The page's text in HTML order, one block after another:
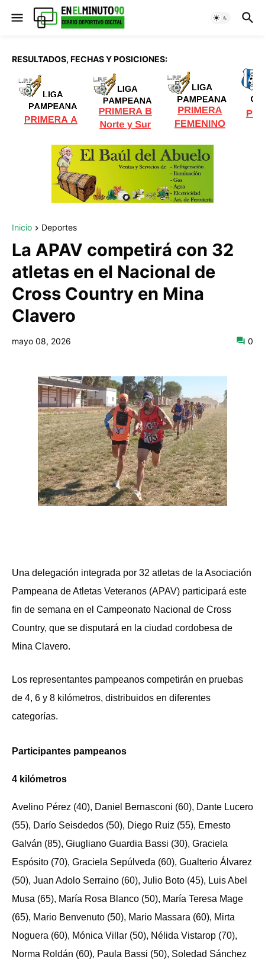
RESULTADOS, FECHAS Y POSICIONES:
Inicio Deportes
La APAV competirá con 32
atletas en el Nacional de
Cross Country en Mina
Clavero
mayo 08, 2026 0
Una delegación integrada por 32 atletas de la Asociación
Pampeana de Atletas Veteranos (APAV) participará este
fin de semana en el Campeonato Nacional de Cross
Country, que se disputará en la ciudad cordobesa de
Mina Clavero.
Los representantes pampeanos competirán en pruebas
de 4, 6 y 8 kilómetros, distribuidos en diferentes
categorías.
Participantes pampeanos
4 kilómetros
Avelino Pérez (40), Daniel Bernasconi (60), Dante Lucero
(55), Darío Seisdedos (50), Diego Ruiz (55), Ernesto
Galván (85), Giugliano Guardia Bassi (30), Graciela
Espósito (70), Graciela Sepúlveda (60), Gualterio Álvarez
(50), Juan Adolo Serraino (60), Julio Boto (45), Luis Abel
Musa (65), María Rosa Blanco (50), María Teresa Mage
(65), Mario Benvenuto (50), Mario Massara (60), Mirta
Noguera (60), Mónica Villar (50), Nélida Vistarop (70),
Norma Roldán (60), Paula Bassi (50), Soledad Sánchez